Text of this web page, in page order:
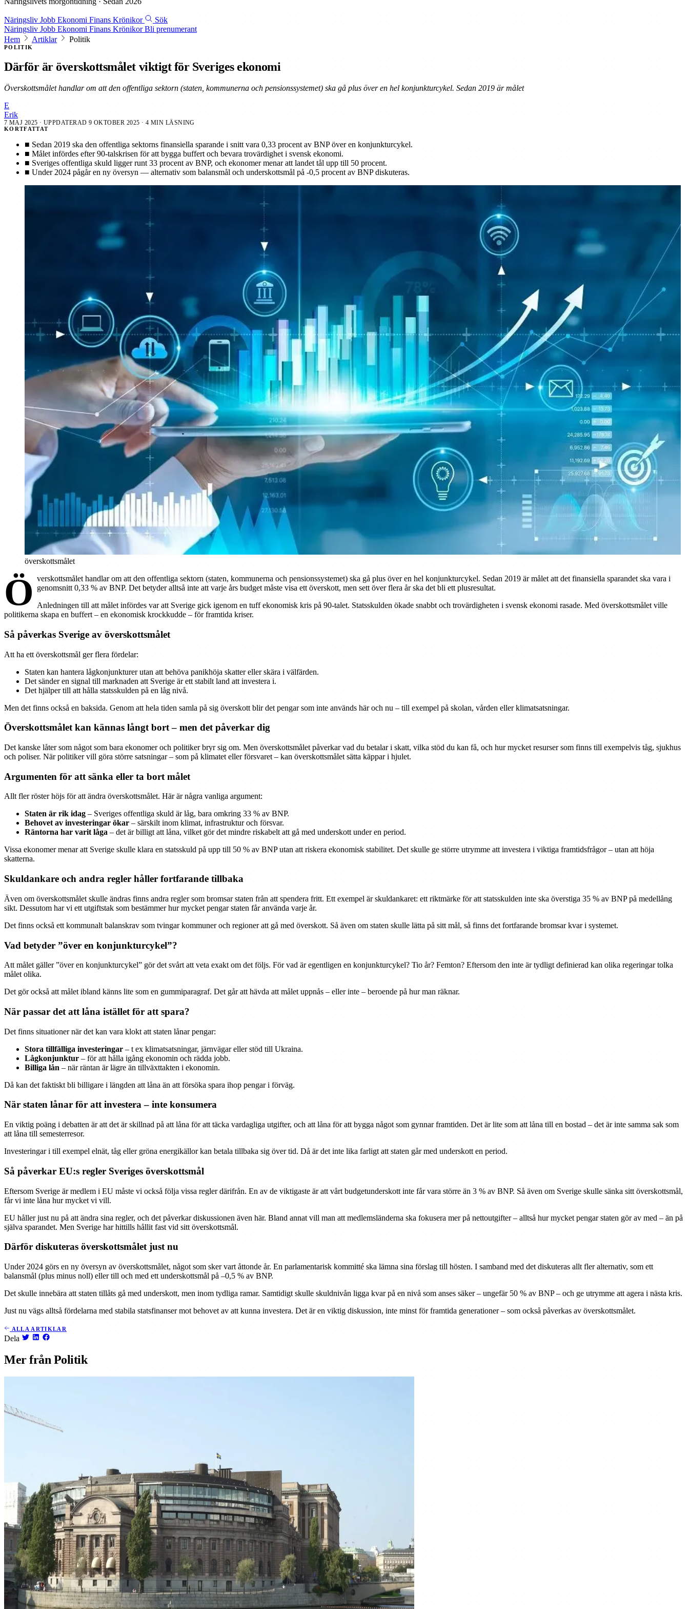
Näringsliv Jobb Ekonomi Finans Krönikor
Sök
Näringsliv Jobb Ekonomi Finans KrönikorBli prenumerant
Hem
Artiklar Politik
POLITIK
Därför är överskottsmålet viktigt för Sveriges ekonomi
Överskottsmålet handlar om att den offentliga sektorn (staten, kommunerna och pensionssystemet) ska gå plus över en hel konjunkturcykel. Sedan 2019 är målet
E
Erik
7 MAJ 2025 · UPPDATERAD9 OKTOBER 2025 · 4 MIN LÄSNING
KORTFATTAT
■ Sedan 2019 ska den offentliga sektorns finansiella sparande i snitt vara 0,33 procent av BNP över en konjunkturcykel.
■ Målet infördes efter 90-talskrisen för att bygga buffert och bevara trovärdighet i svensk ekonomi.
■ Sveriges offentliga skuld ligger runt 33 procent av BNP, och ekonomer menar att landet tål upp till 50 procent.
■ Under 2024 pågår en ny översyn — alternativ som balansmål och underskottsmål på -0,5 procent av BNP diskuteras.
överskottsmålet
Ö verskottsmålet handlar om att den offentliga sektorn (staten, kommunerna och pensionssystemet) ska gå plus över en hel konjunkturcykel. Sedan 2019 är målet att det finansiella sparandet ska vara i
genomsnitt 0,33 % av BNP. Det betyder alltså inte att varje års budget måste visa ett överskott, men sett över flera år ska det bli ett plusresultat.
Anledningen till att målet infördes var att Sverige gick igenom en tuff ekonomisk kris på 90-talet. Statsskulden ökade snabbt och trovärdigheten i svensk ekonomi rasade. Med överskottsmålet ville
politikerna skapa en buffert – en ekonomisk krockkudde – för framtida kriser.
Så påverkas Sverige av överskottsmålet
Att ha ett överskottsmål ger flera fördelar:
Staten kan hantera lågkonjunkturer utan att behöva panikhöja skatter eller skära i välfärden.
Det sänder en signal till marknaden att Sverige är ett stabilt land att investera i.
Det hjälper till att hålla statsskulden på en låg nivå.
Men det finns också en baksida. Genom att hela tiden samla på sig överskott blir det pengar som inte används här och nu – till exempel på skolan, vården eller klimatsatsningar.
Överskottsmålet kan kännas långt bort – men det påverkar dig
Det kanske låter som något som bara ekonomer och politiker bryr sig om. Men överskottsmålet påverkar vad du betalar i skatt, vilka stöd du kan få, och hur mycket resurser som finns till exempelvis tåg, sjukhus
och poliser. När politiker vill göra större satsningar – som på klimatet eller försvaret – kan överskottsmålet sätta käppar i hjulet.
Argumenten för att sänka eller ta bort målet
Allt fler röster höjs för att ändra överskottsmålet. Här är några vanliga argument:
Staten är rik idag – Sveriges offentliga skuld är låg, bara omkring 33 % av BNP.
Behovet av investeringar ökar – särskilt inom klimat, infrastruktur och försvar.
Räntorna har varit låga – det är billigt att låna, vilket gör det mindre riskabelt att gå med underskott under en period.
Vissa ekonomer menar att Sverige skulle klara en statsskuld på upp till 50 % av BNP utan att riskera ekonomisk stabilitet. Det skulle ge större utrymme att investera i viktiga framtidsfrågor – utan att höja
skatterna.
Skuldankare och andra regler håller fortfarande tillbaka
Även om överskottsmålet skulle ändras finns andra regler som bromsar staten från att spendera fritt. Ett exempel är skuldankaret: ett riktmärke för att statsskulden inte ska överstiga 35 % av BNP på medellång
sikt. Dessutom har vi ett utgiftstak som bestämmer hur mycket pengar staten får använda varje år.
Det finns också ett kommunalt balanskrav som tvingar kommuner och regioner att gå med överskott. Så även om staten skulle lätta på sitt mål, så finns det fortfarande bromsar kvar i systemet.
Vad betyder ”över en konjunkturcykel”?
Att målet gäller ”över en konjunkturcykel” gör det svårt att veta exakt om det följs. För vad är egentligen en konjunkturcykel? Tio år? Femton? Eftersom den inte är tydligt definierad kan olika regeringar tolka
målet olika.
Det gör också att målet ibland känns lite som en gummiparagraf. Det går att hävda att målet uppnås – eller inte – beroende på hur man räknar.
När passar det att låna istället för att spara?
Det finns situationer när det kan vara klokt att staten lånar pengar:
Stora tillfälliga investeringar – t ex klimatsatsningar, järnvägar eller stöd till Ukraina.
Lågkonjunktur – för att hålla igång ekonomin och rädda jobb.
Billiga lån – när räntan är lägre än tillväxttakten i ekonomin.
Då kan det faktiskt bli billigare i längden att låna än att försöka spara ihop pengar i förväg.
När staten lånar för att investera – inte konsumera
En viktig poäng i debatten är att det är skillnad på att låna för att täcka vardagliga utgifter, och att låna för att bygga något som gynnar framtiden. Det är lite som att låna till en bostad – det är inte samma sak som
att låna till semesterresor.
Investeringar i till exempel elnät, tåg eller gröna energikällor kan betala tillbaka sig över tid. Då är det inte lika farligt att staten går med underskott en period.
Så påverkar EU:s regler Sveriges överskottsmål
Eftersom Sverige är medlem i EU måste vi också följa vissa regler därifrån. En av de viktigaste är att vårt budgetunderskott inte får vara större än 3 % av BNP. Så även om Sverige skulle sänka sitt överskottsmål,
får vi inte låna hur mycket vi vill.
EU håller just nu på att ändra sina regler, och det påverkar diskussionen även här. Bland annat vill man att medlemsländerna ska fokusera mer på nettoutgifter – alltså hur mycket pengar staten gör av med – än på
själva sparandet. Men Sverige har hittills hållit fast vid sitt överskottsmål.
Därför diskuteras överskottsmålet just nu
Under 2024 görs en ny översyn av överskottsmålet, något som sker vart åttonde år. En parlamentarisk kommitté ska lämna sina förslag till hösten. I samband med det diskuteras allt fler alternativ, som ett
balansmål (plus minus noll) eller till och med ett underskottsmål på –0,5 % av BNP.
Det skulle innebära att staten tillåts gå med underskott, men inom tydliga ramar. Samtidigt skulle skuldnivån ligga kvar på en nivå som anses säker – ungefär 50 % av BNP – och ge utrymme att agera i nästa kris.
Just nu vägs alltså fördelarna med stabila statsfinanser mot behovet av att kunna investera. Det är en viktig diskussion, inte minst för framtida generationer – som också påverkas av överskottsmålet.
ALLA ARTIKLAR
Dela
Mer från Politik